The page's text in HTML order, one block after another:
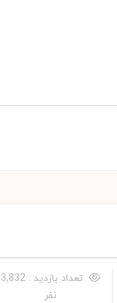
تعداد بازدید : 3,832
نفر